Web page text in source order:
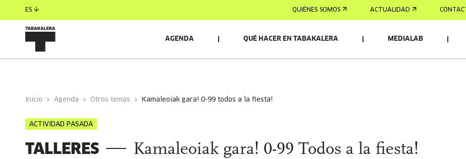
ES QUIÉNES SOMOS ACTUALIDAD
AGENDA QUÉ HACER EN TABAKALERA MEDIALAB
Inicio Agenda Otros temas kamaleoiak gara! 0-99 todos a la fiesta!
ACTIVIDAD PASADA
TALLERES Kamaleoiak gara! 0-99 Todos a la fiesta!